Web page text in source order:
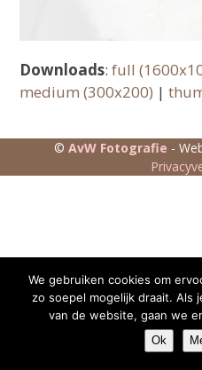
Downloads:full
medium (300x200) |
© AvW Fotografie -
We gebruiken cookies om
zo soepel mogelijk draait. Als
van de website, gaan we
Ok